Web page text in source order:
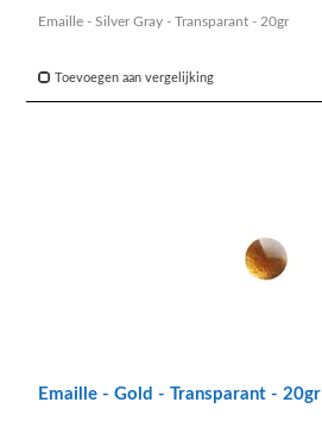
Emaille - Silver Gray - Transparant - 20gr
Toevoegen aan vergelijking
Emaille - Gold - Transparant - 20gr